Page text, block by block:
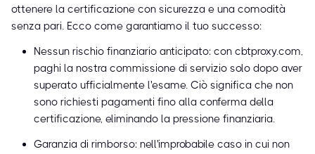
ottenere la certificazione con sicurezza e una comodità
senza pari. Ecco come garantiamo il tuo successo:
Nessun rischio finanziario anticipato: con cbtproxy.com,
paghi la nostra commissione di servizio solo dopo aver
superato ufficialmente l'esame. Ciò significa che non
sono richiesti pagamenti fino alla conferma della
certificazione, eliminando la pressione finanziaria.
Garanzia di rimborso: nell'improbabile caso in cui non